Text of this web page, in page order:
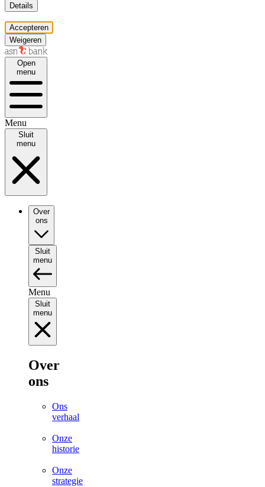
Details
Accepteren
Weigeren
Open
menu
Menu
Sluit
menu
Over
ons
Sluit
menu
Menu
Sluit
menu
Over
ons
Ons
verhaal
Onze
historie
Onze
strategie